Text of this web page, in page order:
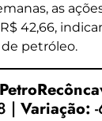
as
42,66,
petróleo.
| Variação: